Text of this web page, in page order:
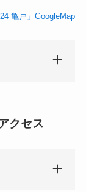
亀戸」GoogleMap
クセス